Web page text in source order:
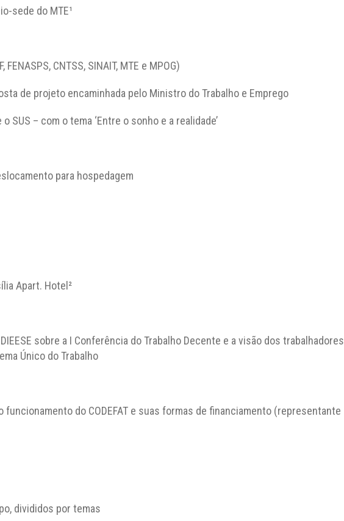
sede do MTE¹
FENASPS, CNTSS, SINAIT, MTE e MPOG)
de projeto encaminhada pelo Ministro do Trabalho e Emprego
SUS – com o tema ‘Entre o sonho e a realidade’
para hospedagem
Apart. Hotel²
sobre a I Conferência do Trabalho Decente e a visão dos trabalhadores
Único do Trabalho
funcionamento do CODEFAT e suas formas de financiamento (representante
divididos por temas